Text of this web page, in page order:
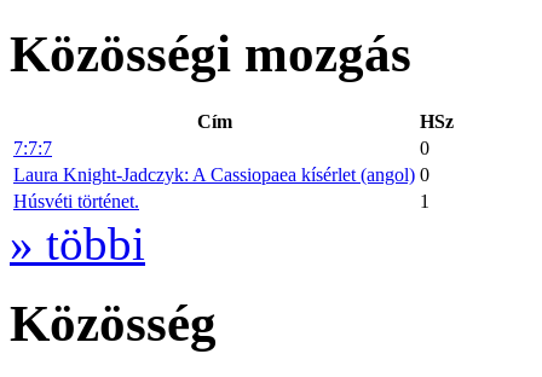
Közösségi mozgás
Cím
HSz
7:7:7
0
Laura Knight-Jadczyk: A Cassiopaea kísérlet (angol) 0
Húsvéti történet.
1
» többi
Közösség